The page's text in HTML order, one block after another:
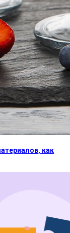
как